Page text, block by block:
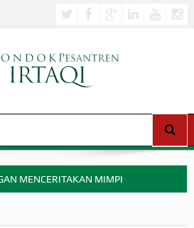
MENCERITAKAN MIMPI